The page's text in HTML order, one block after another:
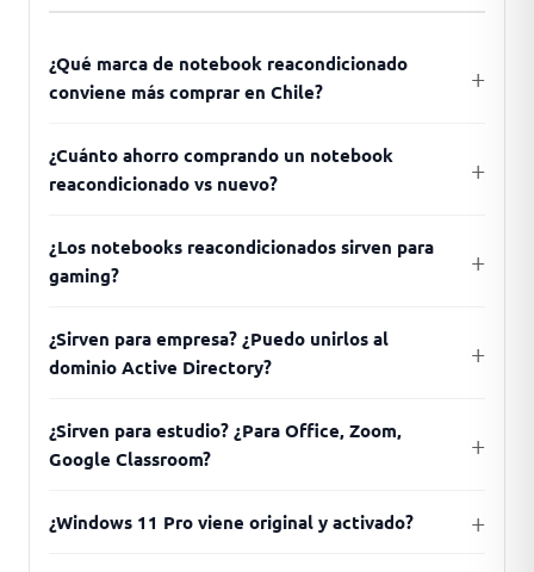
¿Qué marca de notebook reacondicionado
conviene más comprar en Chile?
¿Cuánto ahorro comprando un notebook
reacondicionado vs nuevo?
¿Los notebooks reacondicionados sirven para
gaming?
¿Sirven para empresa? ¿Puedo unirlos al
dominio Active Directory?
¿Sirven para estudio? ¿Para Office, Zoom,
Google Classroom?
¿Windows 11 Pro viene original y activado?